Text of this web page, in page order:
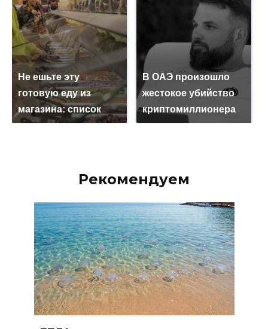
Не ешьте эту
готовую еду из
магазина: список
В ОАЭ произошло
жестокое убийство
криптомиллионера
Рекомендуем